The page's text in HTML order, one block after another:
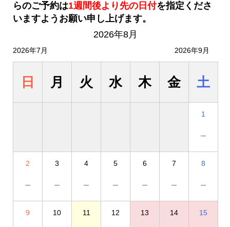
らのご予約は1週間後より先の日付を指定くださ
いますようお願い申し上げます。
2026年8月
2026年7月 2026年9月
日 月 火 水 木 金 土
1
－
2
－
3
－
4
－
5
－
6
－
7
－
8
－
9 10 11 12 13 14 15